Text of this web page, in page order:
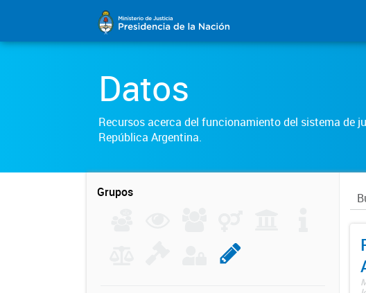
Datos
Recursos acerca del funcionamiento del sistema de
República Argentina.
Grupos